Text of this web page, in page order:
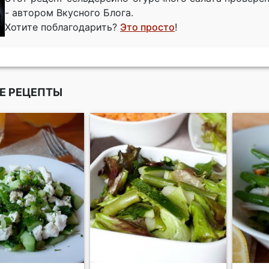
- автором Вкусного Блога.
Хотите поблагодарить? Это просто!
РЕЦЕПТЫ